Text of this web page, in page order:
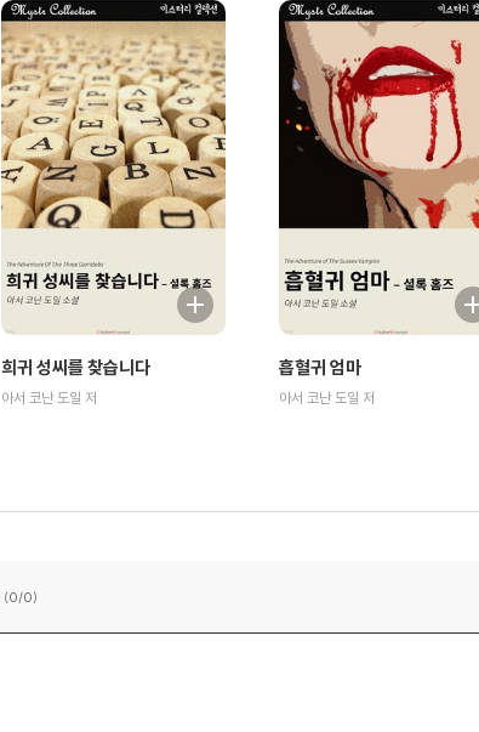
희귀 성씨를 찾습니다
아서 코난 도일 저
흡혈귀 엄마
아서 코난 도일 저
(0/0)